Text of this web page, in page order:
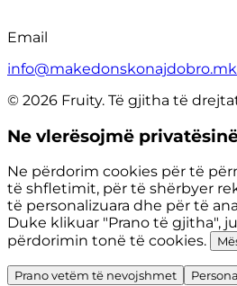
Email
info@makedonskonajdobro.mk
© 2026 Fruity. Të gjitha të
Ne vlerësojmë
Ne përdorim cookies për të
të shfletimit, për të shërbyer
të personalizuara dhe për të
Duke klikuar "Prano të gjitha",
përdorimin tonë të cookies.
Prano vetëm të nevojshmet